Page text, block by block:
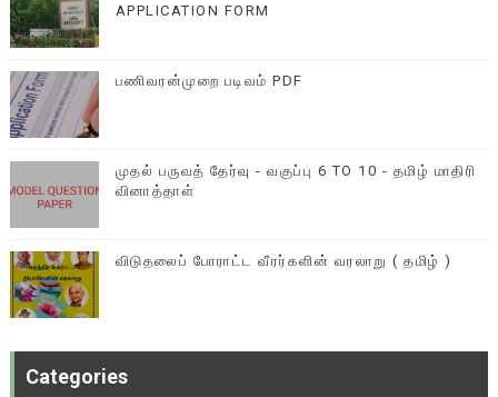
APPLICATION FORM
பணிவரன்முறை படிவம் PDF
முதல் பருவத் தேர்வு - வகுப்பு 6 TO 10 - தமிழ் மாதிரி
வினாத்தாள்
விடுதலைப் போராட்ட வீரர்களின் வரலாறு ( தமிழ் )
Categories